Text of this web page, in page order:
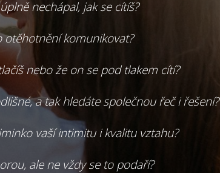
nechápal, jak se cítíš?
otěhotnění komunikovat?
nebo že on se pod tlakem cítí?
a tak hledáte společnou řeč i řešení?
vaší intimitu i kvalitu vztahu?
ale ne vždy se to podaří?